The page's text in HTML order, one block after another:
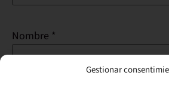
Gestionar
Nombre *